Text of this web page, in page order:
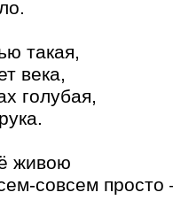
такая,
века,
голубая,
живою
совсем